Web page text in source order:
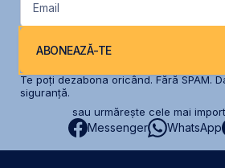
Email
ABONEAZĂ-TE
Te poți dezabona oricând. Fără SPAM.
siguranță.
sau urmărește cele mai
Messenger WhatsApp